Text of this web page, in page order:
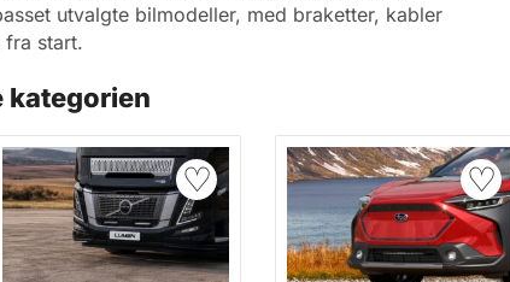
utvalgte bilmodeller, med braketter, kabler
fra start.
kategorien
♡ ♡